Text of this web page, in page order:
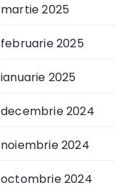
martie 2025
februarie 2025
ianuarie 2025
decembrie 2024
noiembrie 2024
octombrie 2024